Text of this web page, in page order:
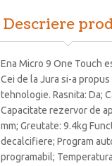
Descriere
Ena Micro 9 One Touch
Cei de la Jura si-a
tehnologie. Rasnita: Da;
Capacitate rezervor de
mm; Greutate: 9.4kg
decalcifiere; Program
programabil;